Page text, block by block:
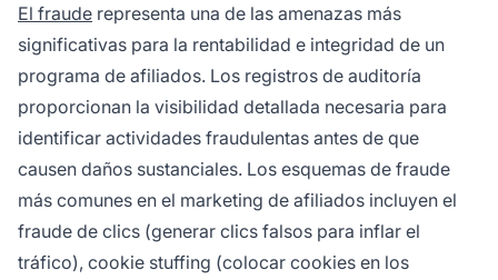
El fraude representa una de las amenazas más
significativas para la rentabilidad e integridad de un
programa de afiliados. Los registros de auditoría
proporcionan la visibilidad detallada necesaria para
identificar actividades fraudulentas antes de que
causen daños sustanciales. Los esquemas de fraude
más comunes en el marketing de afiliados incluyen el
fraude de clics (generar clics falsos para inflar el
tráfico), cookie stuffing (colocar cookies en los